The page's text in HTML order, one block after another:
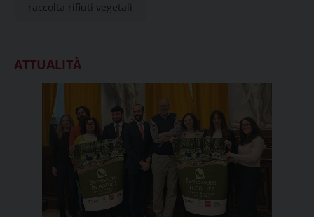
raccolta rifiuti vegetali
ATTUALITÀ